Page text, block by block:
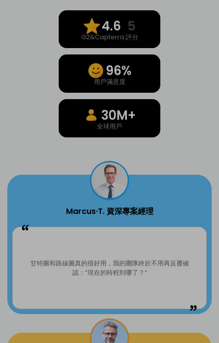
4.6 5
G2&Capterra 評分
96%
用戶滿意度
30M+
全球用戶
Marcus·T. 資深專案經理
甘特圖和路線圖真的很好用，我的團隊終於不用再反覆確
認：“現在的時程到哪了？”